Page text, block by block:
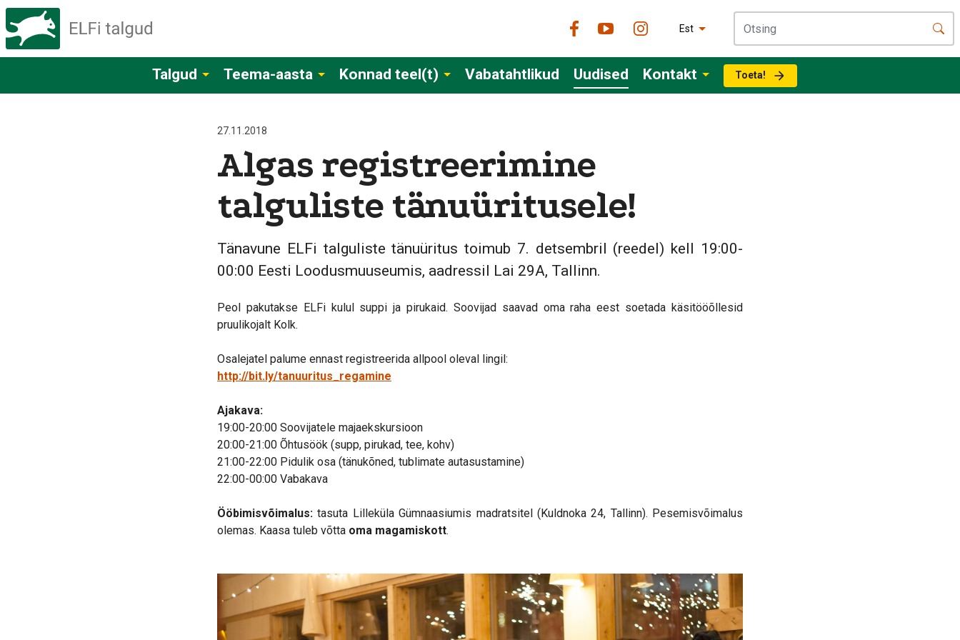
Est
Talgud Teema-aasta Konnad teel(t) Vabatahtlikud Uudised Kontakt Toeta!
27.11.2018
Algas registreerimine
talguliste tänuüritusele!
Tänavune ELFi talguliste tänuüritus toimub 7. detsembril (reedel) kell 19:00-
00:00 Eesti Loodusmuuseumis, aadressil Lai 29A, Tallinn.
Peol pakutakse ELFi kulul suppi ja pirukaid. Soovijad saavad oma raha eest soetada käsitööõllesid
pruulikojalt Kolk.
Osalejatel palume ennast registreerida allpool oleval lingil:
http://bit.ly/tanuuritus_regamine
Ajakava:
19:00-20:00 Soovijatele majaekskursioon
20:00-21:00 Õhtusöök (supp, pirukad, tee, kohv)
21:00-22:00 Pidulik osa (tänukõned, tublimate autasustamine)
22:00-00:00 Vabakava
Ööbimisvõimalus:tasuta Lilleküla Gümnaasiumis madratsitel (Kuldnoka 24, Tallinn). Pesemisvõimalus
olemas. Kaasa tuleb võtta oma magamiskott.